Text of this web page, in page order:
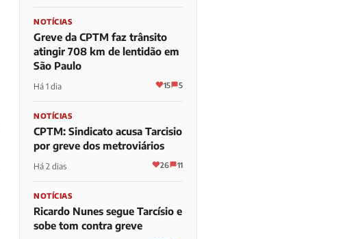
NOTÍCIAS
Greve da CPTM faz trânsito
atingir 708 km de lentidão em
São Paulo
Há 1 dia 15 5
NOTÍCIAS
CPTM: Sindicato acusa Tarcisio
por greve dos metroviários
Há 2 dias 26 11
NOTÍCIAS
Ricardo Nunes segue Tarcísio e
sobe tom contra greve